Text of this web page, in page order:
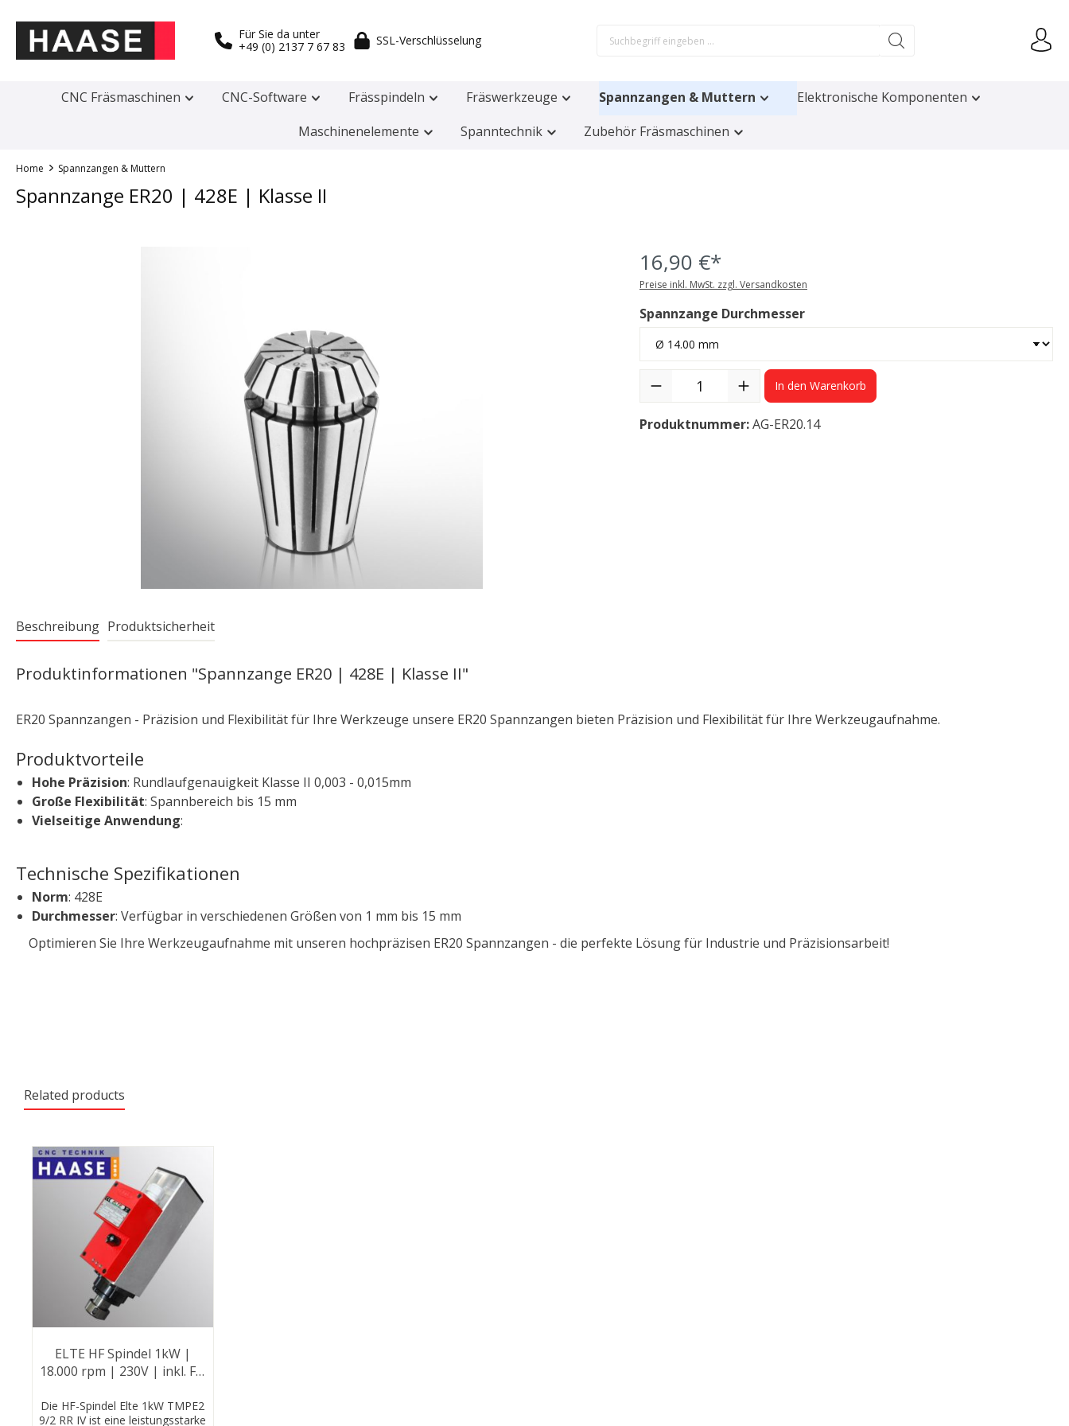
Für Sie da unter
+49 (0) 2137 7 67 83
SSL-Verschlüsselung
CNC Fräsmaschinen CNC-Software Frässpindeln Fräswerkzeuge Spannzangen & Muttern
Elektronische Komponenten
Maschinenelemente
Spanntechnik Zubehör Fräsmaschinen
Home Spannzangen & Muttern
Spannzange ER20 | 428E | Klasse II
16,90 €*
Preise inkl. MwSt. zzgl. Versandkosten
Spannzange Durchmesser
In den Warenkorb
Produktnummer:AG-ER20.14
Beschreibung Produktsicherheit
Produktinformationen "Spannzange ER20 | 428E | Klasse II"
ER20 Spannzangen - Präzision und Flexibilität für Ihre Werkzeuge unsere ER20 Spannzangen bieten Präzision und Flexibilität für Ihre Werkzeugaufnahme.
Produktvorteile
Hohe Präzision: Rundlaufgenauigkeit Klasse II 0,003 - 0,015mm
Große Flexibilität: Spannbereich bis 15 mm
Vielseitige Anwendung:
Technische Spezifikationen
Norm: 428E
Durchmesser: Verfügbar in verschiedenen Größen von 1 mm bis 15 mm
Optimieren Sie Ihre Werkzeugaufnahme mit unseren hochpräzisen ER20 Spannzangen - die perfekte Lösung für Industrie und Präzisionsarbeit!
Related products
ELTE HF Spindel 1kW |
18.000 rpm | 230V | inkl. FU
Die HF-Spindel Elte 1kW TMPE2
9/2 RR IV ist eine leistungsstarke